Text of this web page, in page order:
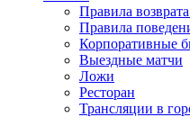
Правила
Правила
Корпоративные
Выездные матчи
Ложи
Ресторан
Трансляции в